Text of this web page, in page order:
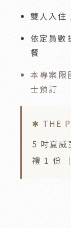
雙人入住
依定員數
餐
本專案限
士預訂
✱ THE
5 吋夏
禮 1 份